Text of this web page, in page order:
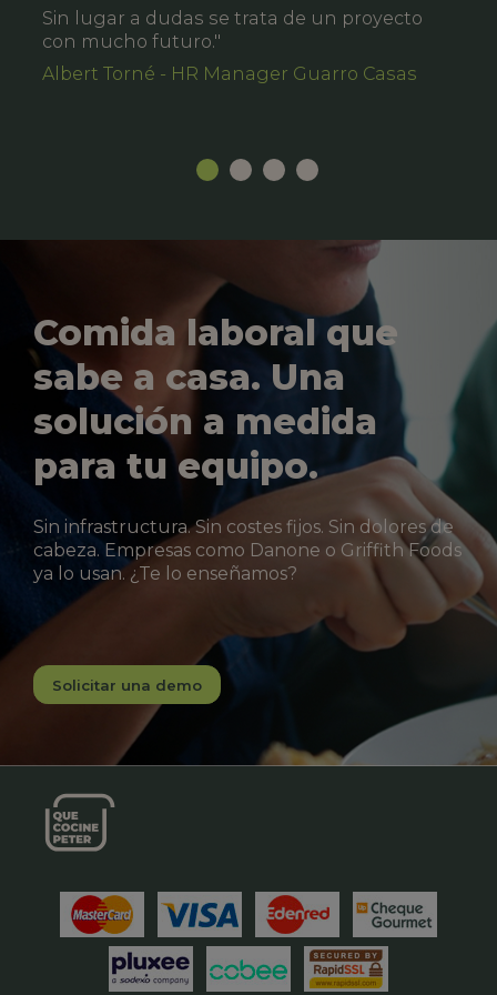
Sin lugar a dudas se trata de un proyecto
con mucho futuro."
Albert Torné - HR Manager Guarro Casas
Comida laboral que
sabe a casa. Una
solución a medida
para tu equipo.
Sin infrastructura. Sin costes fijos. Sin dolores de
cabeza. Empresas como Danone o Griffith Foods
ya lo usan. ¿Te lo enseñamos?
Solicitar una demo